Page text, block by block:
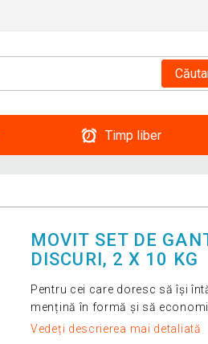
Timp liber
MOVIT SET DE
DISCURI, 2 X 10 KG
Pentru cei care doresc să își
mențină în formă și să
Vedeți descrierea mai detaliată